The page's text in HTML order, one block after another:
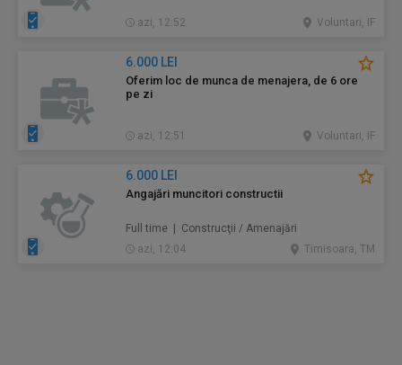
azi, 12:52 Voluntari, IF
6.000 LEI
Oferim loc de munca de menajera, de 6 ore
pe zi
azi, 12:51 Voluntari, IF
6.000 LEI
Angajări muncitori constructii
Full time | Construcţii / Amenajări
azi, 12:04
Timisoara, TM